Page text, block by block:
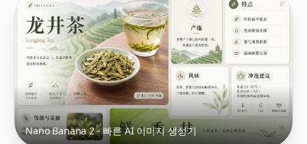
Nano Banana 2 - 빠른 AI 이미지 생성기